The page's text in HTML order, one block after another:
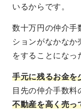
いるからです。
数十万円の仲介手
ションがなかなか
をすることになっ
手元に残るお金を
目先の仲介手数
不動産を高く売っ